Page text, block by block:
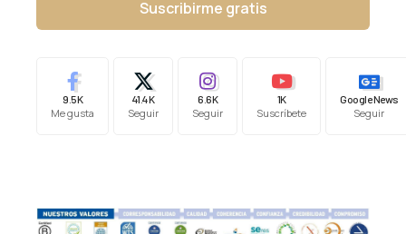
Suscribirme gratis
9.5K
Me gusta
41.4K
Seguir
6.6K
Seguir
1K
Suscríbete
Google News
Seguir